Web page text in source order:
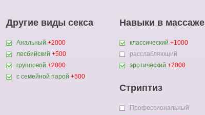
Другие виды секса
Анальный +2000
лесбийский +500
групповой +2000
с семейной парой +500
Навыки в массаже
классический +1000
расслабляющий
эротический +2000
Стриптиз
Профессиональный